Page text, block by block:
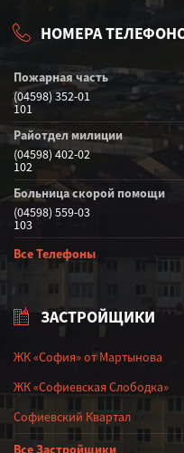
НОМЕРА
Пожарная часть
(04598) 352-01
101
Райотдел милиции
(04598) 402-02
102
Больница скорой помощи
(04598) 559-03
103
Все Телефоны
ЗАСТРОЙЩИКИ
ЖК «София» от Мартынова
ЖК «Софиевская Слободка»
Софиевский Квартал
Все Застройщики